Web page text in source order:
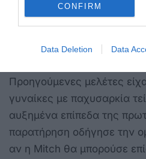
CONFIRM
Data Deletion Data
Αποκλεισμός του
Οι ερευνητές ανακάλυψαν
Προηγούμενες μελέτες
γυναίκες με παχυσαρκία
αυξημένα επίπεδα της
παρατήρηση οδήγησε την
αν η Mitch θα μπορούσε